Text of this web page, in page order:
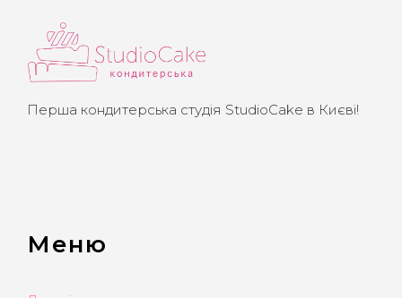
Перша кондитерська студія StudioCake в Києві!
Меню